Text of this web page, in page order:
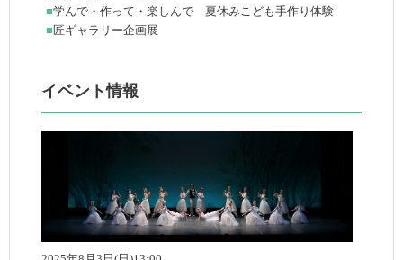
■学んで・作って・楽しんで 夏休みこども手作り体験
■匠ギャラリー企画展
イベント情報